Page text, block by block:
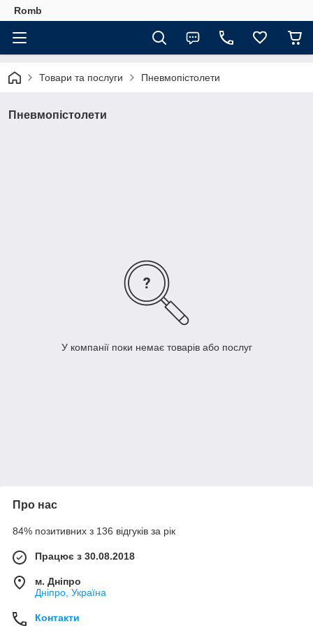
Romb
Товари та послуги Пневмопістолети
Пневмопістолети
У компанії поки немає товарів або послуг
Про нас
84% позитивних з 136 відгуків за рік
Працює з 30.08.2018
м. Дніпро
Дніпро, Україна
Контакти